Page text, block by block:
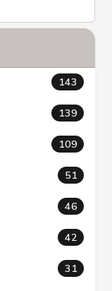
143
139
109
51
46
42
31